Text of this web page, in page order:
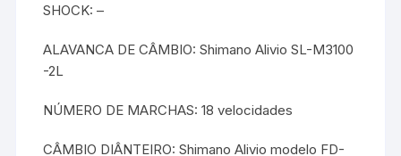
SHOCK: –
ALAVANCA DE CÂMBIO: Shimano Alivio SL-M3100
-2L
NÚMERO DE MARCHAS: 18 velocidades
CÂMBIO DIÂNTEIRO: Shimano Alivio modelo FD-